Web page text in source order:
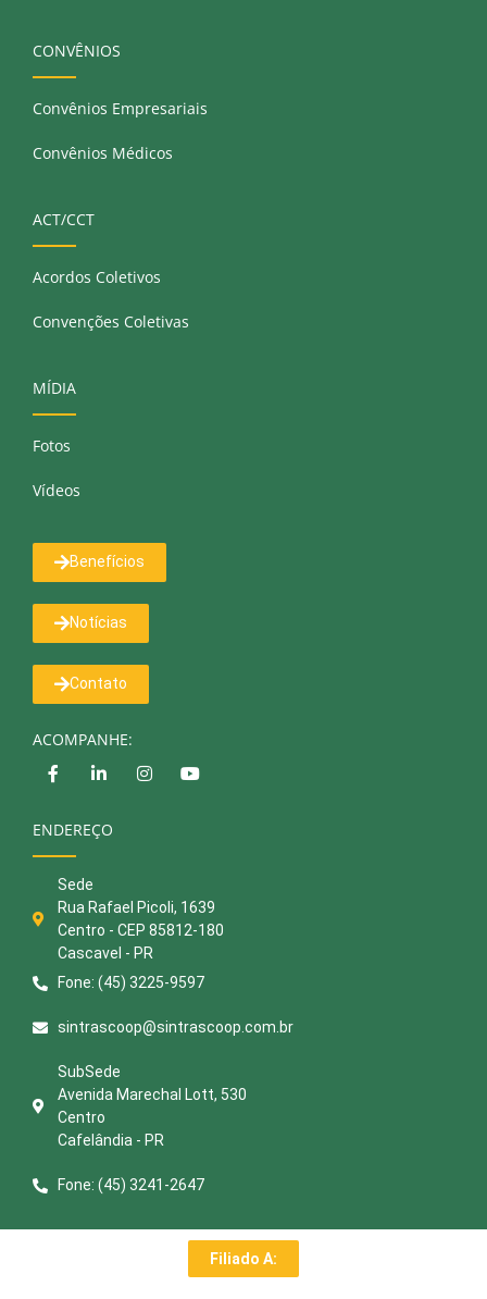
CONVÊNIOS
Convênios Empresariais
Convênios Médicos
ACT/CCT
Acordos Coletivos
Convenções Coletivas
MÍDIA
Fotos
Vídeos
Benefícios
Notícias
Contato
ACOMPANHE:
ENDEREÇO
Sede
Rua Rafael Picoli, 1639
Centro - CEP 85812-180
Cascavel - PR
Fone: (45) 3225-9597
sintrascoop@sintrascoop.com.br
SubSede
Avenida Marechal Lott, 530
Centro
Cafelândia - PR
Fone: (45) 3241-2647
Filiado A: